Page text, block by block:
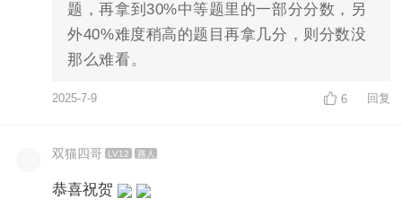
题，再拿到30%中等题里的一部分分数，另
外40%难度稍高的题目再拿几分，则分数没
那么难看。
2025-7-9 6 回复
双猫四哥 LV12 路人
恭喜祝贺